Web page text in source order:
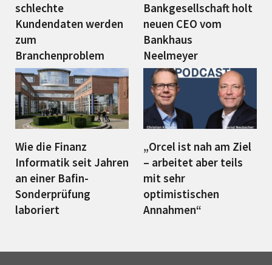
schlechte
Kundendaten werden
zum
Branchenproblem
Bankgesellschaft holt
neuen CEO vom
Bankhaus
Neelmeyer
Wie die Finanz
Informatik seit Jahren
an einer Bafin-
Sonderprüfung
laboriert
„Orcel ist nah am Ziel
– arbeitet aber teils
mit sehr
optimistischen
Annahmen“